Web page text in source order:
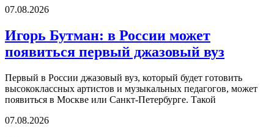
07.08.2026
Игорь Бутман: в России может
появиться первый джазовый вуз
Первый в России джазовый вуз, который будет готовить
высококлассных артистов и музыкальных педагогов, может
появиться в Москве или Санкт-Петербурге. Такой
07.08.2026